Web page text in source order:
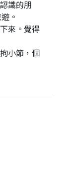
識的朋
。
來。覺得
小節，個